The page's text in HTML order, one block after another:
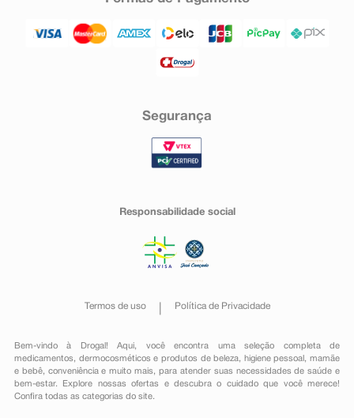
Segurança
Responsabilidade social
Termos de uso Política de Privacidade
Bem-vindo à Drogal! Aqui, você encontra uma seleção completa de
medicamentos , dermocosméticos e produtos de beleza, higiene pessoal ,mamãe
e bebê, conveniênciae muito mais, para atender suas necessidades de saúde e
bem-estar. Explore nossas ofertas e descubra o cuidado que você merece!
Confira todas as categorias do site.